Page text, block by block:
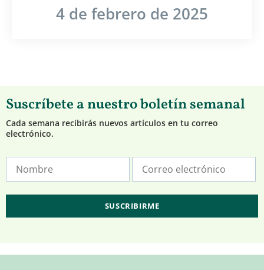
4 de febrero de 2025
Suscríbete a nuestro boletín semanal
Cada semana recibirás nuevos artículos en tu correo
electrónico.